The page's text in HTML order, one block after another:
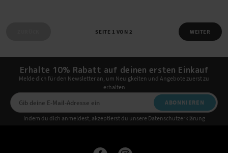
SEITE 1 VON 2 WEITER
Erhalte 10% Rabatt auf deinen ersten Einkauf
Melde dich für den Newsletter an, um Neuigkeiten und Angebote zuerst zu
erhalten
ABONNIEREN
Indem du dich anmeldest, akzeptierst du unsere Datenschutzerklärung